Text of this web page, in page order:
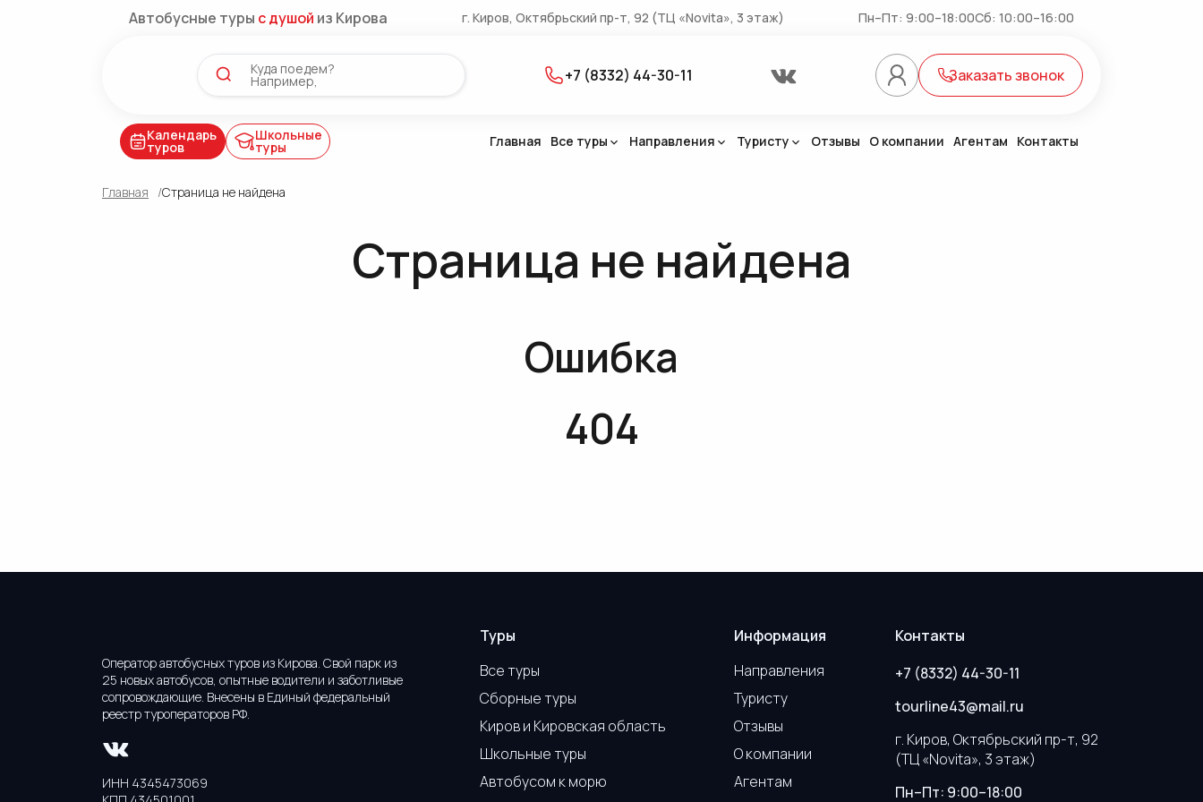
Автобусные туры с душой из Кирова г. Киров, Октябрьский пр-т, 92 (ТЦ «Novita», 3 этаж) Пн–Пт: 9:00–18:00Сб: 10:00–16:00
Куда поедем?
Например, +7 (8332) 44-30-11 Заказать звонок
Календарь
туров
Школьные
туры Главная Все туры
(21)
Направления Туристу Отзывы О компании Агентам Контакты
Главная Страница не найдена
Страница не найдена
Ошибка
404
Оператор автобусных туров из Кирова. Свой парк из
25 новых автобусов, опытные водители и заботливые
сопровождающие. Внесены в Единый федеральный
реестр туроператоров РФ.
ИНН 4345473069
Туры
Все туры
Сборные туры
Киров и Кировская область
Школьные туры
Автобусом к морю
Информация
Направления
Туристу
Отзывы
О компании
Агентам
Контакты
+7 (8332) 44-30-11
tourline43@mail.ru
г. Киров, Октябрьский пр-т, 92
(ТЦ «Novita», 3 этаж)
Пн–Пт: 9:00–18:00